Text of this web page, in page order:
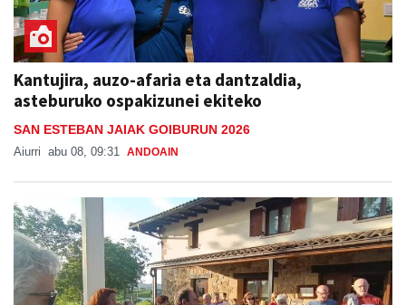
Kantujira, auzo-afaria eta dantzaldia,
asteburuko ospakizunei ekiteko
SAN ESTEBAN JAIAK GOIBURUN 2026
Aiurri abu 08, 09:31 ANDOAIN